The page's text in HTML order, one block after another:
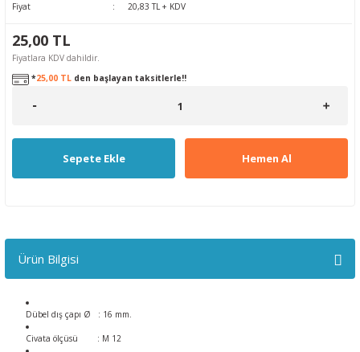
Fiyat
20,83 TL + KDV
25,00 TL
Fiyatlara KDV dahildir.
*25,00 TL den başlayan taksitlerle!!
Sepete Ekle Hemen Al
Ürün Bilgisi
Dübel dış çapı Ø : 16 mm.
Civata ölçüsü : M 12